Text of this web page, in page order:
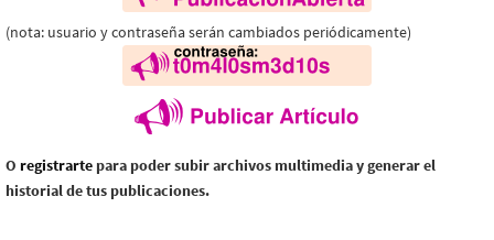
(nota: usuario y contraseña serán cambiados periódicamente)
O registrarte para poder subir archivos multimedia y generar el
historial de tus publicaciones.